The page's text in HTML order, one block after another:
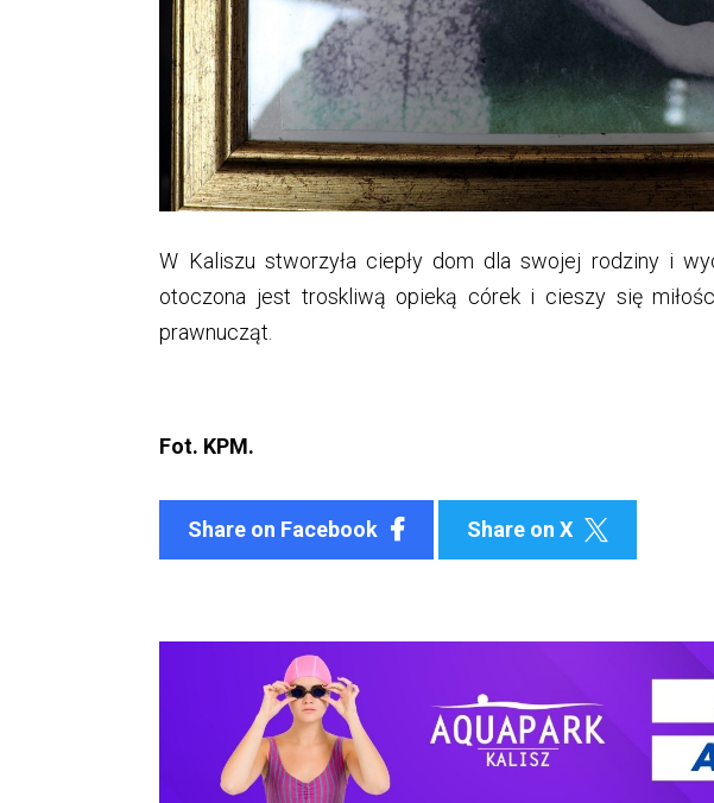
W Kaliszu stworzyła ciepły dom dla swojej rodziny i
otoczona jest troskliwą opieką córek i cieszy się
prawnucząt.
Fot. KPM.
Share on Facebook Share on X 